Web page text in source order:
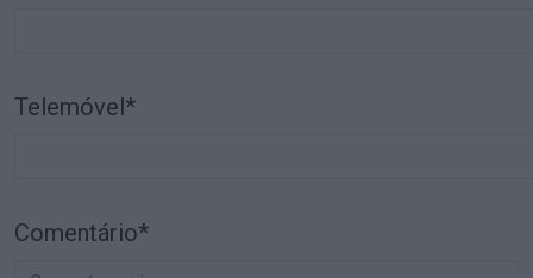
Telemóvel*
Comentário*